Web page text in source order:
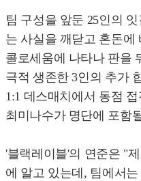
팀 구성을 앞둔 25인의
는 사실을 깨닫고 혼돈에
콜로세움에 나타나 판을
극적 생존한 3인의 추가
1:1 데스매치에서 동점
최미나수가 명단에 포함
'블랙레이블'의 연준은 "
에 알고 있는데, 팀에서